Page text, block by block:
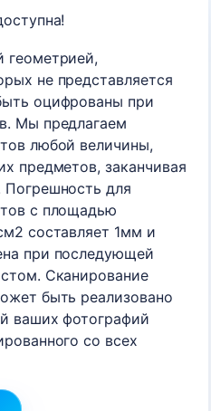
геометрией,
не представляется
оцифрованы при
Мы предлагаем
любой величины,
предметов, заканчивая
для
с площадью
составляет 1мм и
при последующей
Сканирование
быть реализовано
ваших фотографий
со всех